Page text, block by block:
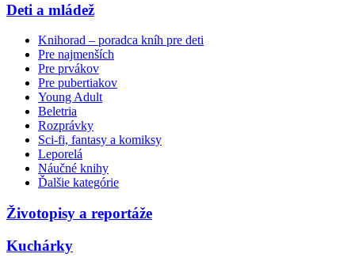
Deti a mládež
Knihorad – poradca kníh pre deti
Pre najmenších
Pre prvákov
Pre pubertiakov
Young Adult
Beletria
Rozprávky
Sci-fi, fantasy a komiksy
Leporelá
Náučné knihy
Ďalšie kategórie
Životopisy a reportáže
Kuchárky